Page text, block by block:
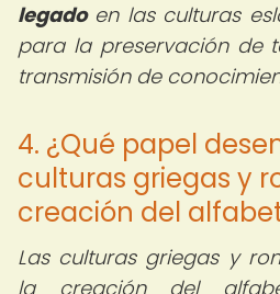
legadoen las culturas
para la preservación de
transmisión de
4. ¿Qué papel
culturas griegas y
creación del
Las culturas griegas y
la creación del